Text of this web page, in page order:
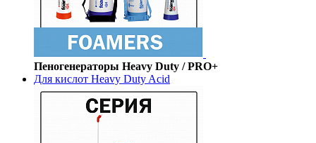
Пеногенераторы Heavy Duty / PRO+
Для кислот Heavy Duty Acid